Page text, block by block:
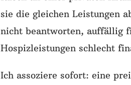
sie die gleichen Leistungen
nicht beantworten, auffällig
Hospizleistungen schlecht
Ich assoziere sofort: eine